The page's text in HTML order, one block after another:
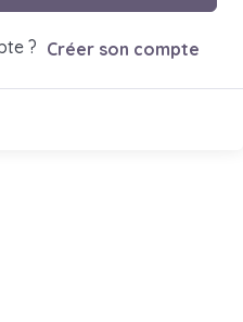
? Créer son compte